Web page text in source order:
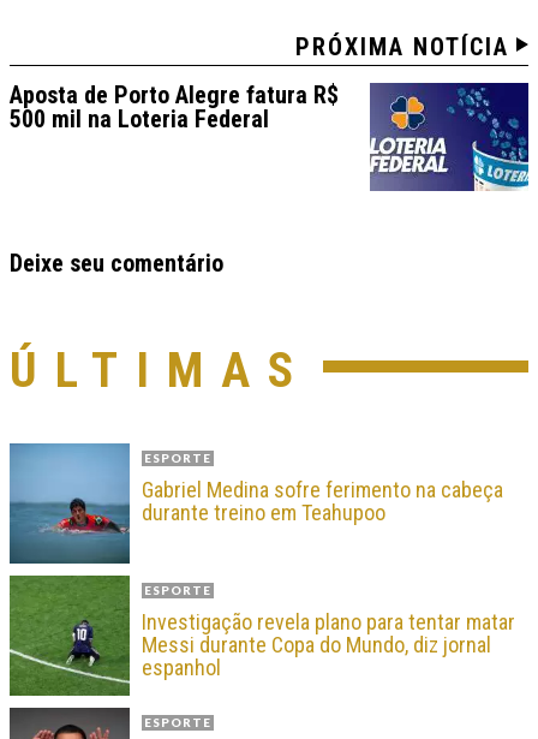
PRÓXIMA NOTÍCIA
Aposta de Porto Alegre fatura R$
500 mil na Loteria Federal
Deixe seu comentário
ÚLTIMAS
ESPORTE
Gabriel Medina sofre ferimento na cabeça
durante treino em Teahupoo
ESPORTE
Investigação revela plano para tentar matar
Messi durante Copa do Mundo, diz jornal
espanhol
ESPORTE